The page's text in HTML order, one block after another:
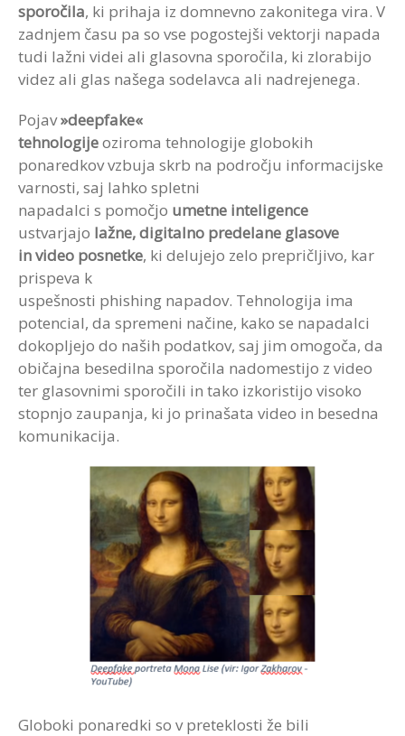
sporočila, ki prihaja iz domnevno zakonitega vira. V
zadnjem času pa so vse pogostejši vektorji napada
tudi lažni videi ali glasovna sporočila, ki zlorabijo
videz ali glas našega sodelavca ali nadrejenega.
Pojav»deepfake«
tehnologijeoziroma tehnologije globokih
ponaredkov vzbuja skrb na področju informacijske
varnosti, saj lahko spletni
napadalci s pomočjo umetne inteligence
ustvarjajo lažne, digitalno predelane glasove
in video posnetke, ki delujejo zelo prepričljivo, kar
prispeva k
uspešnosti phishing napadov. Tehnologija ima
potencial, da spremeni načine, kako se napadalci
dokopljejo do naših podatkov, saj jim omogoča, da
običajna besedilna sporočila nadomestijo z video
ter glasovnimi sporočili in tako izkoristijo visoko
stopnjo zaupanja, ki jo prinašata video in besedna
komunikacija.
Globoki ponaredki so v preteklosti že bili